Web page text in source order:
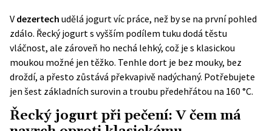
V dezertech udělá jogurt víc práce, než by se na první pohled
zdálo. Řecký jogurt s vyšším podílem tuku dodá těstu
vláčnost, ale zároveň ho nechá lehký, což je s klasickou
moukou možné jen těžko. Tenhle dort je bez mouky, bez
droždí, a přesto zůstává překvapivě nadýchaný. Potřebujete
jen šest základních surovin a troubu předehřátou na 160 °C.
Řecký jogurt při pečení: V čem má